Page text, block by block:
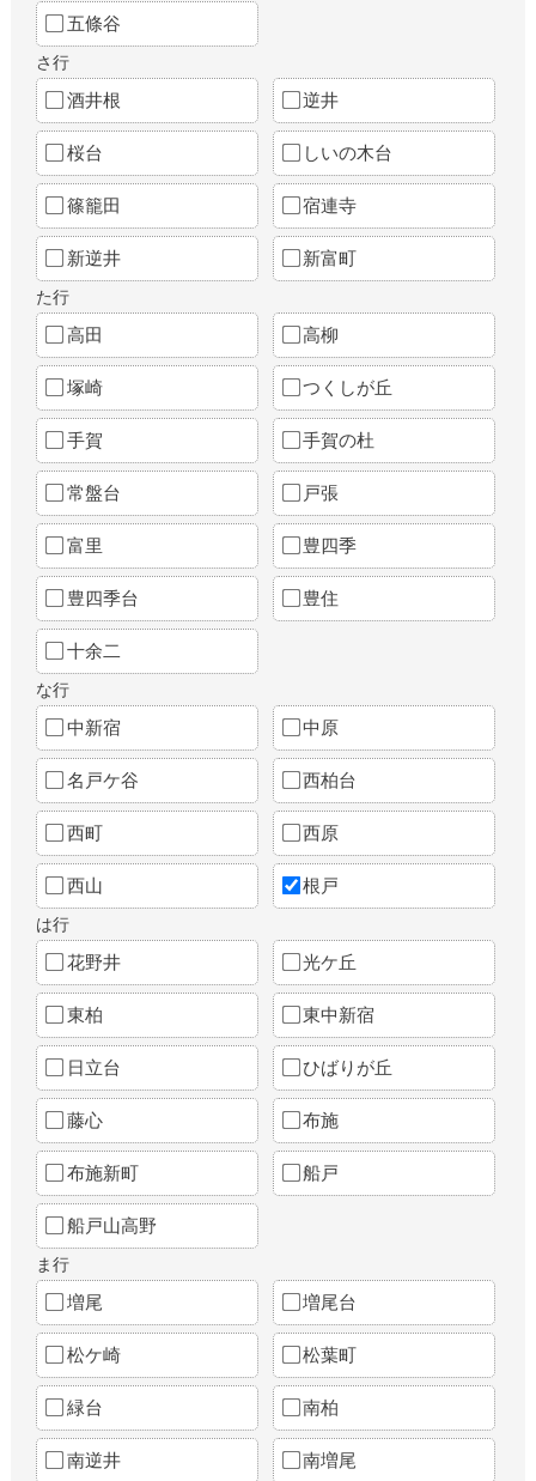
五條谷
さ行
酒井根 逆井
桜台 しいの木台
篠籠田 宿連寺
新逆井 新富町
た行
高田 高柳
塚崎 つくしが丘
手賀 手賀の杜
常盤台 戸張
富里 豊四季
豊四季台 豊住
十余二
な行
中新宿 中原
名戸ケ谷 西柏台
西町 西原
西山 根戸
は行
花野井 光ケ丘
東柏 東中新宿
日立台 ひばりが丘
藤心 布施
布施新町 船戸
船戸山高野
ま行
増尾 増尾台
松ケ崎 松葉町
緑台 南柏
南逆井 南増尾